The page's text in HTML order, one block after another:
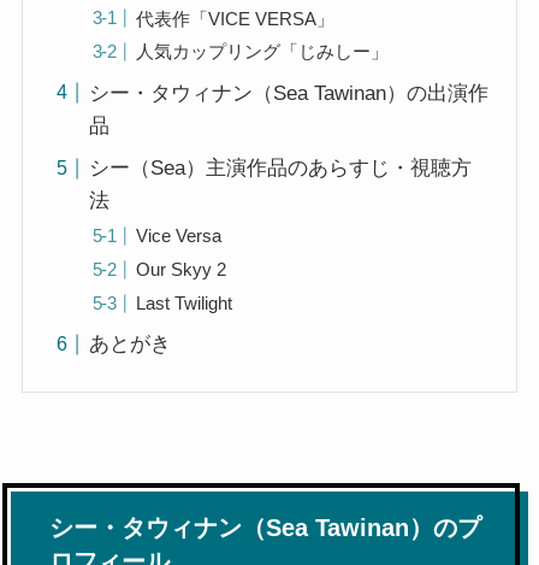
代表作「VICE VERSA」
人気カップリング「じみしー」
シー・タウィナン（Sea Tawinan）の出演作
品
シー（Sea）主演作品のあらすじ・視聴方
法
Vice Versa
Our Skyy 2
Last Twilight
あとがき
シー・タウィナン（Sea Tawinan）のプ